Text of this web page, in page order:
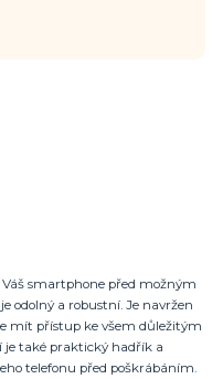
smartphone před možným
odolný a robustní. Je navržen
mít přístup ke všem důležitým
také praktický hadřík a
telefonu před poškrábáním.